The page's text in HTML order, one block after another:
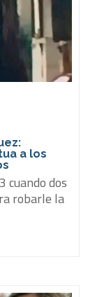
a los
cuando dos
robarle la